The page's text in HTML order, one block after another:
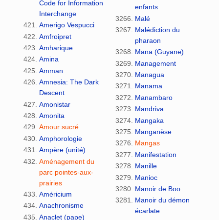
Code for Information
Interchange
Amerigo Vespucci
Amfroipret
Amharique
Amina
Amman
Amnesia: The Dark
Descent
Amonistar
Amonita
Amour sucré
Amphorologie
Ampère (unité)
Aménagement du
parc pointes-aux-
prairies
Américium
Anachronisme
Anaclet (pape)
enfants
Malé
Malédiction du
pharaon
Mana (Guyane)
Management
Managua
Manama
Manambaro
Mandriva
Mangaka
Manganèse
Mangas
Manifestation
Manille
Manioc
Manoir de Boo
Manoir du démon
écarlate